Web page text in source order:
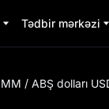
Tədbir mərkəzi
/ ABŞ dolları